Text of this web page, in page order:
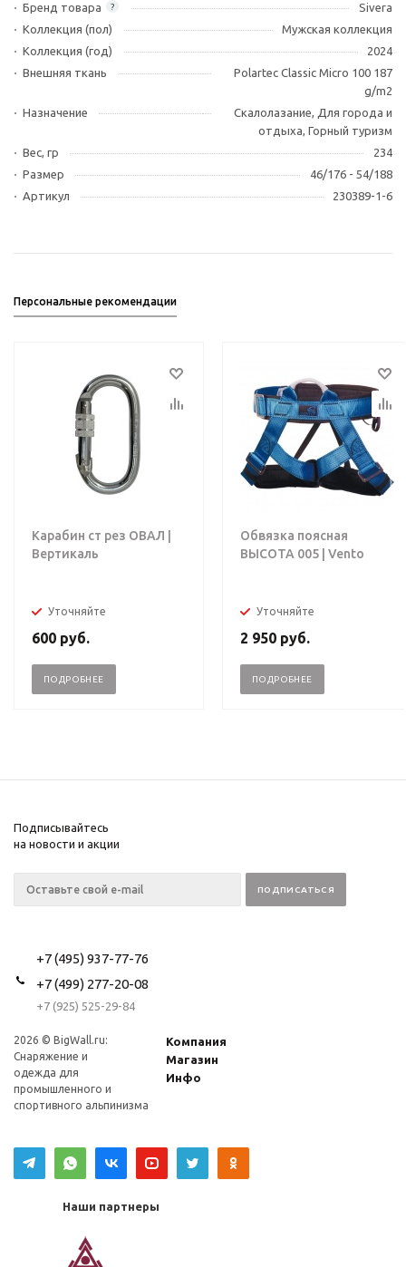
?
Бренд товара
Sivera
Коллекция (пол)
Мужская коллекция
Коллекция (год)
2024
Внешняя ткань
Polartec Classic Micro 100 187
g/m2
Назначение
Скалолазание, Для города и
отдыха, Горный туризм
Вес, гр
234
Размер
46/176 - 54/188
Артикул
230389-1-6
Персональные рекомендации
Карабин ст рез ОВАЛ |
Вертикаль
Уточняйте
600 руб.
ПОДРОБНЕЕ
Обвязка поясная
ВЫСОТА 005 | Vento
Уточняйте
2 950 руб.
ПОДРОБНЕЕ
Подписывайтесь
на новости и акции
+7 (495) 937-77-76
+7 (499) 277-20-08
+7 (925) 525-29-84
2026 © BigWall.ru:
Снаряжение и
одежда для
промышленного и
спортивного альпинизма
Компания
Магазин
Инфо
Наши партнеры